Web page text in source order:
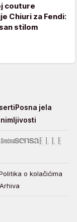
couture
Chiuri za Fendi:
stilom
Posna jela
o kolačićima
Arhiva